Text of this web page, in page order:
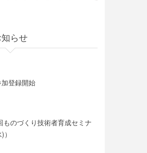
らせ
登録開始
のづくり技術者育成セミナ